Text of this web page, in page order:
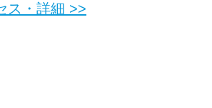
ス・詳細 >>